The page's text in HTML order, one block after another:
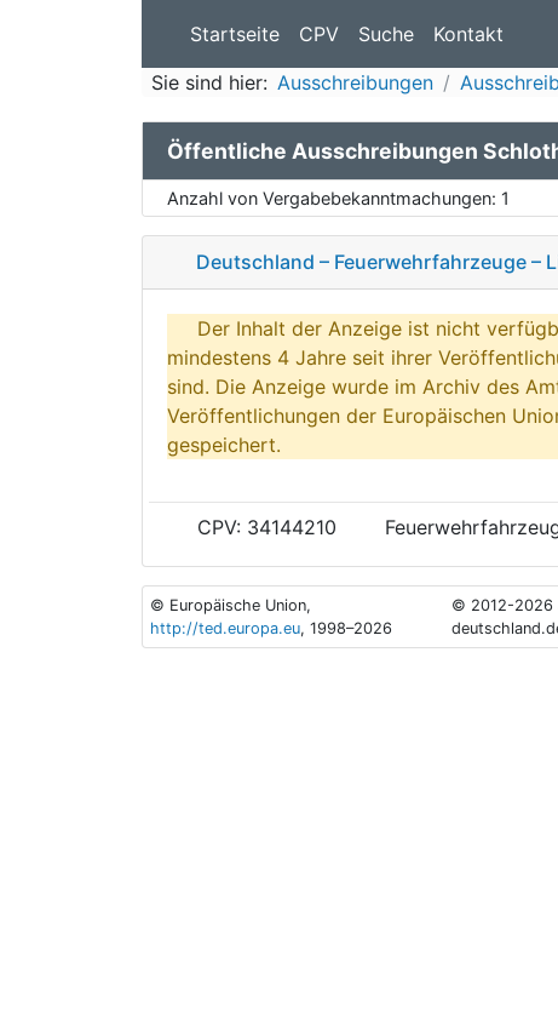
Startseite CPV Suche Kontakt
Sie sind hier: Ausschreibungen
Öffentliche Ausschreibungen
Anzahl von Vergabebekanntmachungen: 1
Deutschland – Feuerwehrfahrzeuge –
Der Inhalt der Anzeige ist nicht
mindestens 4 Jahre seit ihrer
sind. Die Anzeige wurde im Archiv des
Veröffentlichungen der Europäischen
gespeichert.
CPV: 34144210
© Europäische Union,
http://ted.europa.eu, 1998–2026
© 2012-2026